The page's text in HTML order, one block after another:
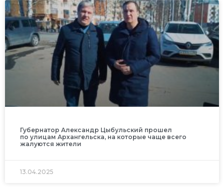
Губернатор Александр Цыбульский прошел
по улицам Архангельска, на которые чаще всего
жалуются жители
13.04.2025